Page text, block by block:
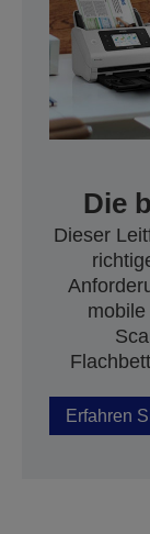
Die
Dieser
Erfahren